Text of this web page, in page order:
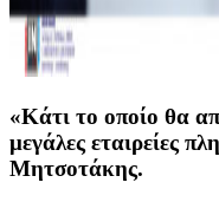
«Κάτι το οποίο θα
μεγάλες εταιρείες
Μητσοτάκης.